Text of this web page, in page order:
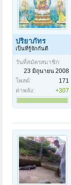
ปริยาภัทร
เป็นที่รู้จักกันดี
วันที่สมัครสมาชิก:
23 มิถุนายน 2008
โพสต์:
171
ค่าพลัง:
+307